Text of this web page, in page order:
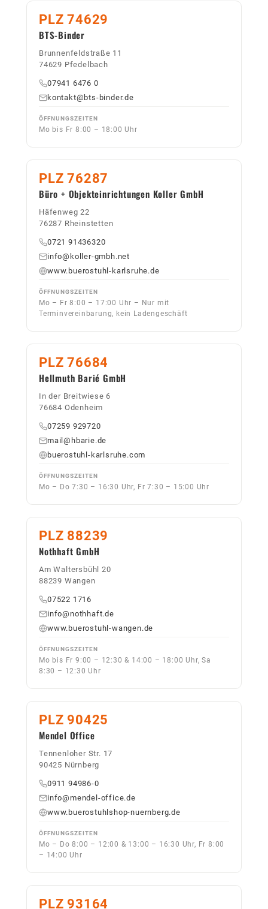
PLZ 74629
BTS-Binder
Brunnenfeldstraße 11
74629 Pfedelbach
07941 6476 0
kontakt@bts-binder.de
ÖFFNUNGSZEITEN
Mo bis Fr 8:00 – 18:00 Uhr
PLZ 76287
Büro + Objekteinrichtungen Koller GmbH
Häfenweg 22
76287 Rheinstetten
0721 91436320
info@koller-gmbh.net
www.buerostuhl-karlsruhe.de
ÖFFNUNGSZEITEN
Mo – Fr 8:00 – 17:00 Uhr – Nur mit
Terminvereinbarung, kein Ladengeschäft
PLZ 76684
Hellmuth Barié GmbH
In der Breitwiese 6
76684 Odenheim
07259 929720
mail@hbarie.de
buerostuhl-karlsruhe.com
ÖFFNUNGSZEITEN
Mo – Do 7:30 – 16:30 Uhr, Fr 7:30 – 15:00 Uhr
PLZ 88239
Nothhaft GmbH
Am Waltersbühl 20
88239 Wangen
07522 1716
info@nothhaft.de
www.buerostuhl-wangen.de
ÖFFNUNGSZEITEN
Mo bis Fr 9:00 – 12:30 & 14:00 – 18:00 Uhr, Sa
8:30 – 12:30 Uhr
PLZ 90425
Mendel Office
Tennenloher Str. 17
90425 Nürnberg
0911 94986-0
info@mendel-office.de
www.buerostuhlshop-nuernberg.de
ÖFFNUNGSZEITEN
Mo – Do 8:00 – 12:00 & 13:00 – 16:30 Uhr, Fr 8:00
– 14:00 Uhr
PLZ 93164